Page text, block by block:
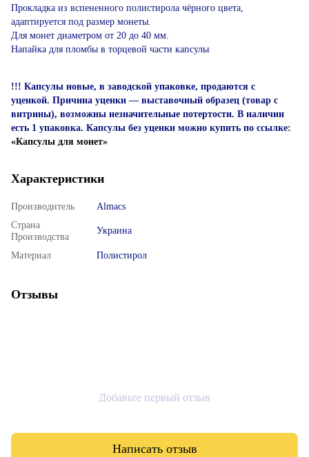
Прокладка из вспененного полистирола чёрного цвета,
адаптируется под размер монеты.
Для монет диаметром от 20 до 40 мм.
Напайка для пломбы в торцевой части капсулы
!!! Капсулы новые, в заводской упаковке, продаются с
уценкой. Причина уценки — выставочный образец (товар с
витрины), возможны незначительные потертости. В наличии
есть 1 упаковка. Капсулы без уценки можно купить по ссылке:
«Капсулы для монет»
Характеристики
Производитель
Almacs
Страна
Производства
Украина
Материал Полистирол
Отзывы
Добавьте первый отзыв
Написать отзыв